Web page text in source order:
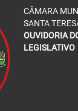
Acessar página inicial do site
Acessar o mapa do site
Ação
CÂMARA
SANTA
OUVIDORIA
LEGISLATIVO